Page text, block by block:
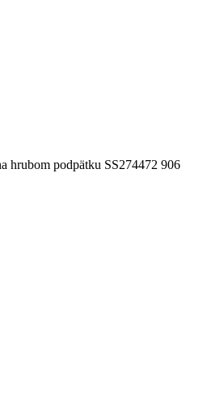
hrubom podpätku SS274472 906